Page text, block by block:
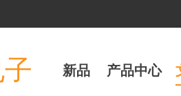
新品 产品中心